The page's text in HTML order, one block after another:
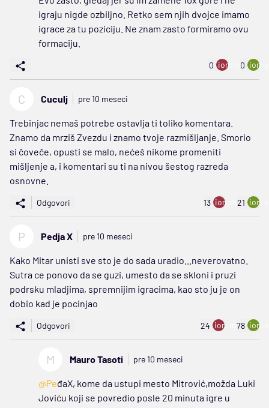
igraju nigde ozbiljno. Retko sem njih dvojce imamo
igrace za tu poziciju. Ne znam zasto formiramo ovu
formaciju.
0 ion:minus
0
C Cuculj pre 10 meseci
Trebinjac nemaš potrebe ostavlja ti toliko komentara.
Znamo da mrziš Zvezdu i znamo tvoje razmišljanje. Smorio
si čoveče, opusti se malo, nećeš nikome promeniti
mišljenje a, i komentari su ti na nivou šestog razreda
osnovne.
Odgovori 13 ion:minus
21
P Pedja X pre 10 meseci
Kako Mitar unisti sve sto je do sada uradio...neverovatno.
Sutra ce ponovo da se guzi, umesto da se skloni i pruzi
podrsku mladjima, spremnijim igracima, kao sto ju je on
dobio kad je pocinjao
Odgovori 24 ion:minus
78
M Mauro Tasoti pre 10 meseci
@PeđaX, kome da ustupi mesto Mitrović,možda Luki
Joviću koji se povredio posle 20 minuta igre u